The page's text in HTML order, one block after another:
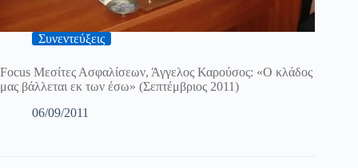
Συνεντεύξεις
Focus Μεσίτες Ασφαλίσεων, Άγγελος Καρούσος: «Ο κλάδος
μας βάλλεται εκ των έσω» (Σεπτέμβριος 2011)
06/09/2011